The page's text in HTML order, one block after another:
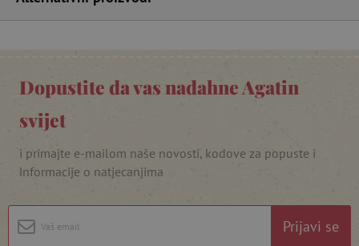
Dopustite da vas nadahne Agatin
svijet
i primajte e-mailom naše novosti, kodove za popuste i
informacije o natjecanjima
Prijavi se
_lb_ccc .agatinsvijet.hr